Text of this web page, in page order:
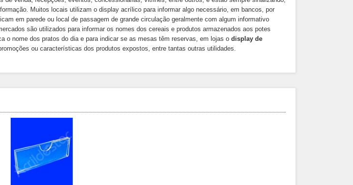
Muitos locais utilizam o display acrílico para informar algo necessário, em bancos, por
em parede ou local de passagem de grande circulação geralmente com algum informativo
são utilizados para informar os nomes dos cereais e produtos armazenados aos potes
o nome dos pratos do dia e para indicar se as mesas têm reservas, em lojas o display de
ou características dos produtos expostos, entre tantas outras utilidades.